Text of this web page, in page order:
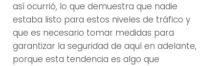
así ocurrió, lo que demuestra que nadie
estaba listo para estos niveles de tráfico y
que es necesario tomar medidas para
garantizar la seguridad de aquí en adelante,
porque esta tendencia es algo que